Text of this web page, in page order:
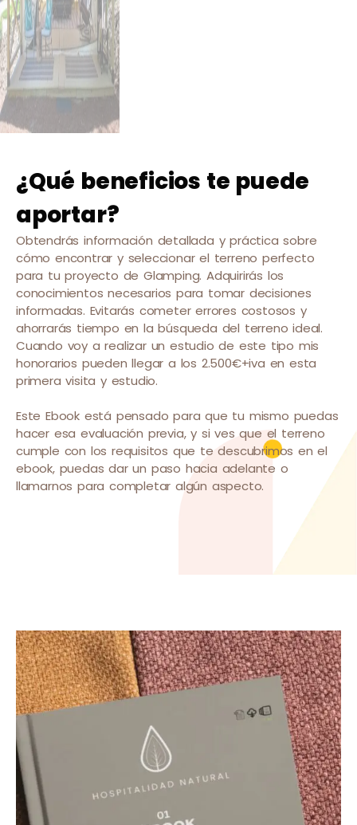
¿Qué beneficios te puede
aportar?
Obtendrás información detallada y práctica sobre
cómo encontrar y seleccionar el terreno perfecto
para tu proyecto de Glamping. Adquirirás los
conocimientos necesarios para tomar decisiones
informadas. Evitarás cometer errores costosos y
ahorrarás tiempo en la búsqueda del terreno ideal.
Cuando voy a realizar un estudio de este tipo mis
honorarios pueden llegar a los 2.500€+iva en esta
primera visita y estudio.
Este Ebook está pensado para que tu mismo puedas
hacer esa evaluación previa, y si ves que el terreno
cumple con los requisitos que te descubrimos en el
ebook, puedas dar un paso hacia adelante o
llamarnos para completar algún aspecto.